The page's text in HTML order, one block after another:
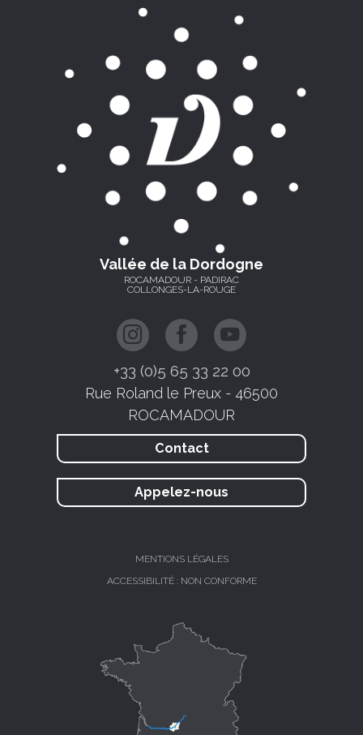
Vallée de la Dordogne
ROCAMADOUR - PADIRAC
COLLONGES-LA-ROUGE
+33 (0)5 65 33 22 00
Rue Roland le Preux - 46500
ROCAMADOUR
Contact
Appelez-nous
MENTIONS LÉGALES
ACCESSIBILITÉ : NON CONFORME